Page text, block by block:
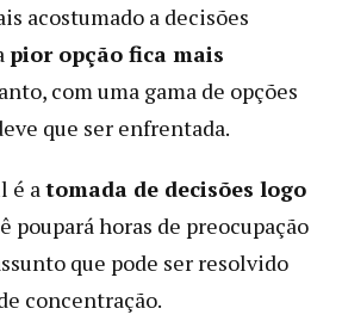
acostumado a decisões
pior opção fica mais
com uma gama de opções
que ser enfrentada.
é atomada de decisões logo
poupará horas de preocupação
que pode ser resolvido
concentração.